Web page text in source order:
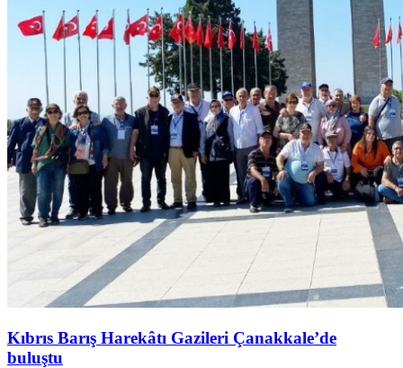
Kıbrıs Barış Harekâtı Gazileri Çanakkale’de
buluştu